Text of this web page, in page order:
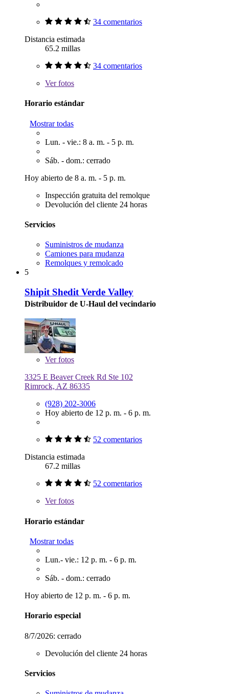
34 comentarios
Distancia estimada
65.2 millas
34 comentarios
Verfotos
Horario estándar
Mostrar todas
Lun. - vie.: 8 a. m. - 5 p. m.
Sáb. - dom.: cerrado
Hoy abierto de 8 a. m. - 5 p. m.
Inspección gratuita del remolque
Devolución del cliente 24 horas
Servicios
Suministros de mudanza
Camiones para mudanza
Remolques y remolcado
5
Shipit Shedit Verde Valley
Distribuidor de U-Haul del vecindario
Verfotos
3325 E Beaver Creek Rd Ste 102
Rimrock, AZ 86335
(928) 202-3006
Hoy abierto de 12 p. m. - 6 p. m.
52 comentarios
Distancia estimada
67.2 millas
52 comentarios
Verfotos
Horario estándar
Mostrar todas
Lun.- vie.: 12 p. m. - 6 p. m.
Sáb. - dom.: cerrado
Hoy abierto de 12 p. m. - 6 p. m.
Horario especial
8/7/2026: cerrado
Devolución del cliente 24 horas
Servicios